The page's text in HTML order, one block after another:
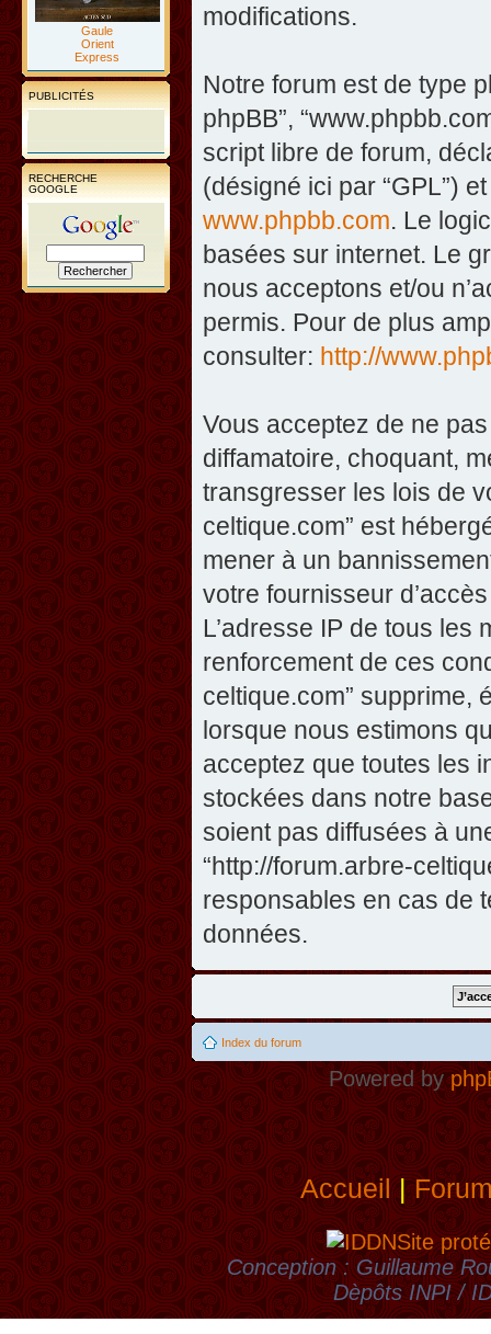
Gaule
Orient
Express
PUBLICITÉS
RECHERCHE
GOOGLE
modifications.
Notre forum est de type
phpBB”,
script libre de forum,
(désigné ici par “GPL”)
www.phpbb.com. Le
basées sur internet. Le
nous acceptons et/ou
permis. Pour de plus
consulter: http://
Vous acceptez de ne
diffamatoire, choquant,
transgresser les lois de
celtique.com” est
mener à un
votre fournisseur
L’adresse IP de tous
renforcement de ces
celtique.com” supprime,
lorsque nous estimons
acceptez que toutes les
stockées dans notre
soient pas diffusées à
“http://forum.arbre-
responsables en cas de
données.
Index du forum
Powered by
Accueil|
Site
Conception : Guillaume
Dèpôts INPI /